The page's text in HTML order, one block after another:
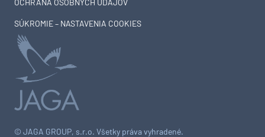
© JAGA GROUP, s.r.o. Všetky práva vyhradené.
OCHRANA OSOBNÝCH ÚDAJOV
SÚKROMIE – NASTAVENIA COOKIES